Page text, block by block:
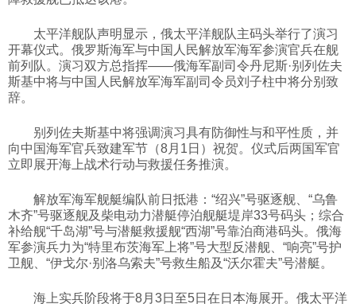
经济
科技
社会
文化
历史
体育
太平洋舰队声明显示，俄太平洋舰队主码头举行了演习
开幕仪式。俄罗斯海军与中国人民解放军海军参演官兵在舰
前列队。演习双方总指挥——俄海军副司令丹尼斯·别列佐夫
斯基中将与中国人民解放军海军副司令员刘子柱中将分别致
辞。
别列佐夫斯基中将强调演习具有防御性与和平性质，并
向中国海军官兵致建军节（8月1日）祝贺。仪式后两国军官
立即展开海上战术行动与救援任务推演。
解放军海军舰艇编队前日抵港：“绍兴”号驱逐舰、“乌鲁
木齐”号驱逐舰及柴电动力潜艇停泊舰艇堤岸33号码头；综合
补给舰“千岛湖”号与潜艇救援舰“西湖”号靠泊商港码头。俄海
军参演兵力为“特里布茨海军上将”号大型反潜舰、“响亮”号护
卫舰、“伊戈尔·别洛乌索夫”号救生船及“沃尔霍夫”号潜艇。
海上实兵阶段将于8月3日至5日在日本海展开。俄太平洋